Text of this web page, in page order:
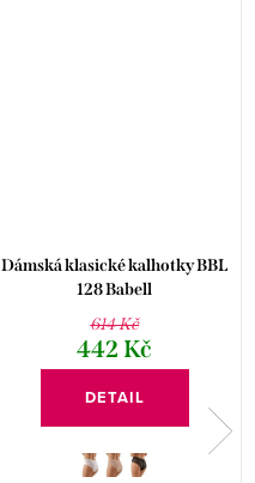
Dámská klasické kalhotky BBL
128 Babell
614 Kč
442 Kč
DETAIL